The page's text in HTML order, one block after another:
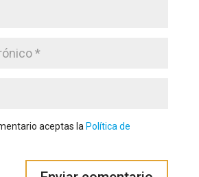
aceptas la Política de